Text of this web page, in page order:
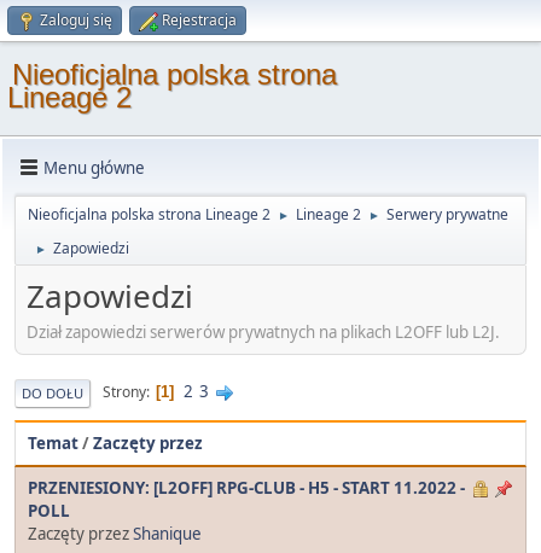
Zaloguj się Rejestracja
Nieoficjalna polska strona
Lineage 2
Menu główne
Nieoficjalna polska strona Lineage 2 ► Lineage 2 ► Serwery prywatne
► Zapowiedzi
Zapowiedzi
Dział zapowiedzi serwerów prywatnych na plikach L2OFF lub L2J.
DO DOŁU Strony 1 2 3
Temat/Zaczęty przez
PRZENIESIONY: [L2OFF] RPG-CLUB - H5 - START 11.2022 -
POLL
Zaczęty przezShanique